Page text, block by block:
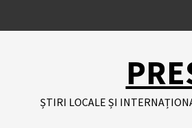
ȘTIRI LOCALE ȘI